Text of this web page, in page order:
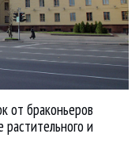
от браконьеров
растительного и